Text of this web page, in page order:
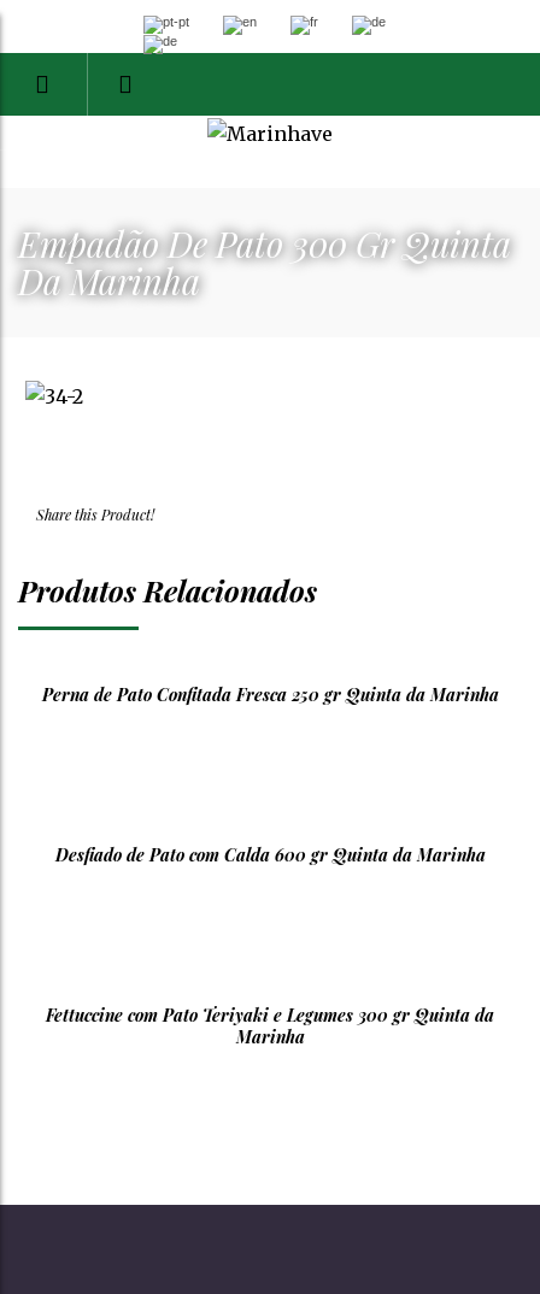
Empadão De Pato 300 Gr Quinta
Da Marinha
Share this Product!
Produtos Relacionados
Perna de Pato Confitada Fresca 250 gr Quinta da Marinha
Desfiado de Pato com Calda 600 gr Quinta da Marinha
Fettuccine com Pato Teriyaki e Legumes 300 gr Quinta da
Marinha